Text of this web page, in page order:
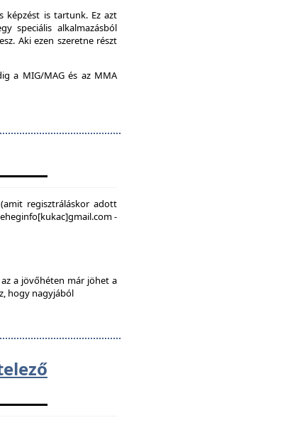
képzést is tartunk. Ez azt
speciális alkalmazásból
Aki ezen szeretne részt
a MIG/MAG és az MMA
regisztráláskor adott
-
a jövőhéten már jöhet a
hogy nagyjából